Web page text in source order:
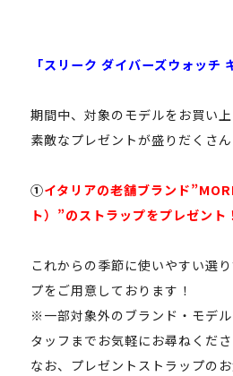
「スリーク ダイバーズウォッチ
期間中、対象のモデルをお買い上
素敵なプレゼントが盛りだくさん
①イタリアの老舗ブランド
ト）”のストラップをプレゼント
これからの季節に使いやすい選
プをご用意しております！
※一部対象外のブランド・モデ
タッフまでお気軽にお尋ねくださ
なお、プレゼントストラップの